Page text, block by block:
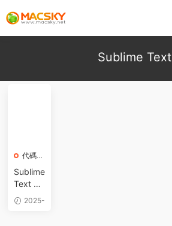
Sublime Text
代碼編
輯器
Sublime
Text 4.
0 Dev b
uild 42
2025-